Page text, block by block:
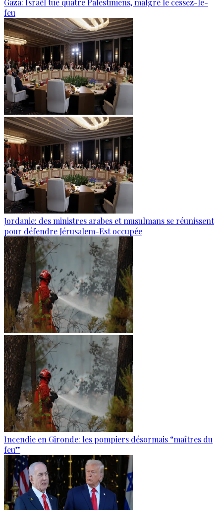
Gaza: Israël tue quatre Palestiniens, malgré le cessez-le-
feu
Jordanie: des ministres arabes et musulmans se réunissent
pour défendre Jérusalem-Est occupée
Incendie en Gironde: les pompiers désormais “maîtres du
feu”